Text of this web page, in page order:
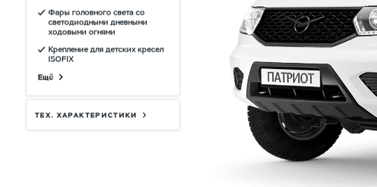
Фары головного света со
светодиодными дневными
ходовыми огнями
Крепление для детских кресел
ISOFIX
Ещё
ТЕХ. ХАРАКТЕРИСТИКИ